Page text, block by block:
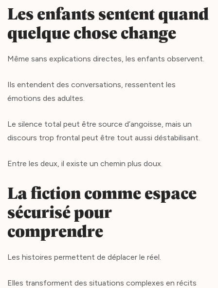
Les enfants sentent quand
quelque chose change
Même sans explications directes, les enfants observent.
Ils entendent des conversations, ressentent les
émotions des adultes.
Le silence total peut être source d’angoisse, mais un
discours trop frontal peut être tout aussi déstabilisant.
Entre les deux, il existe un chemin plus doux.
La fiction comme espace
sécurisé pour
comprendre
Les histoires permettent de déplacer le réel.
Elles transforment des situations complexes en récits